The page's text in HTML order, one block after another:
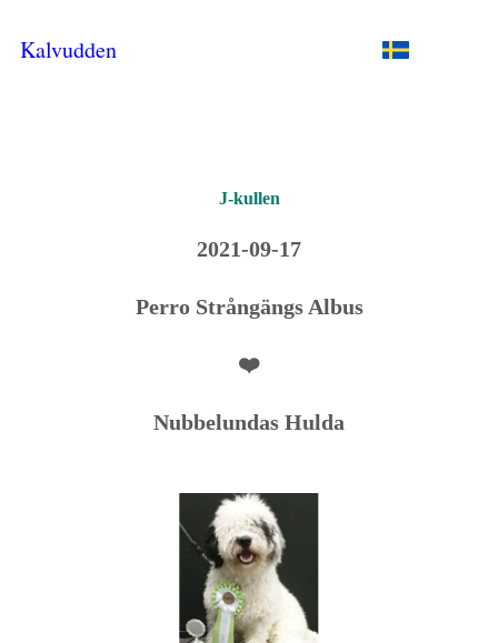
Kalvudden
J-kullen
2021-09-17
Perro Strångängs Albus
❤️
Nubbelundas Hulda